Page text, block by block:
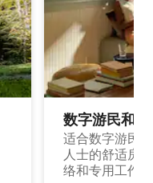
数字游民和
适合数字游民
人士的舒适房
络和专用工作